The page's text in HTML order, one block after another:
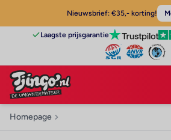
Nieuwsbrief: €35,- korting!
Laagste prijsgarantie
Homepage